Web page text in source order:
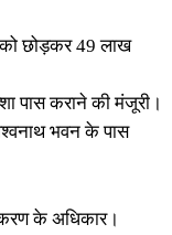
को छोड़कर 49 लाख
पास कराने की मंजूरी।
भवन के पास
के अधिकार।